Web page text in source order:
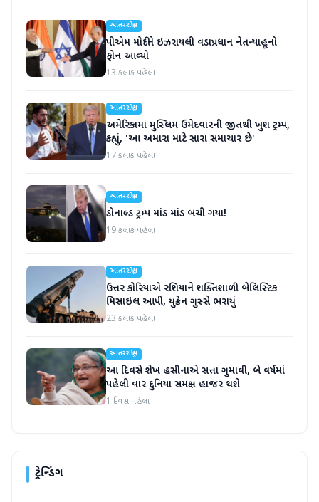
આંતરરાષ્ટ્રીય
પીએમ મોદીને ઇઝરાયલી વડાપ્રધાન નેતન્યાહૂનો
ફોન આવ્યો
13 કલાક પહેલા
આંતરરાષ્ટ્રીય
અમેરિકામાં મુસ્લિમ ઉમેદવારની જીતથી ખુશ ટ્રમ્પ,
કહ્યું, 'આ અમારા માટે સારા સમાચાર છે'
17 કલાક પહેલા
આંતરરાષ્ટ્રીય
ડોનાલ્ડ ટ્રમ્પ માંડ માંડ બચી ગયા!
19 કલાક પહેલા
આંતરરાષ્ટ્રીય
ઉત્તર કોરિયાએ રશિયાને શક્તિશાળી બેલિસ્ટિક
મિસાઇલ આપી, યુક્રેન ગુસ્સે ભરાયું
23 કલાક પહેલા
આંતરરાષ્ટ્રીય
આ દિવસે શેખ હસીનાએ સત્તા ગુમાવી, બે વર્ષમાં
પહેલી વાર દુનિયા સમક્ષ હાજર થશે
1 દિવસ પહેલા
ટ્રેન્ડિંગ